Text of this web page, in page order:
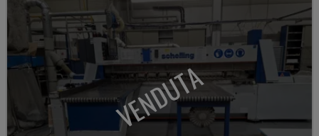
VENDUTA